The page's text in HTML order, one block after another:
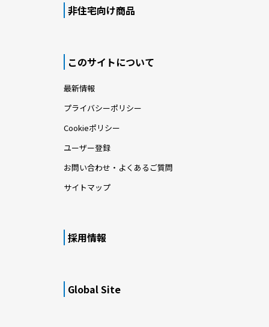
非住宅向け商品
このサイトについて
最新情報
プライバシーポリシー
Cookieポリシー
ユーザー登録
お問い合わせ・よくあるご質問
サイトマップ
採用情報
Global Site